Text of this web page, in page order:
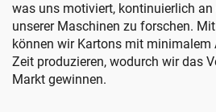
was uns motiviert, kontinuierlich
unserer Maschinen zu forschen.
können wir Kartons mit
Zeit produzieren, wodurch wir das
Markt gewinnen.